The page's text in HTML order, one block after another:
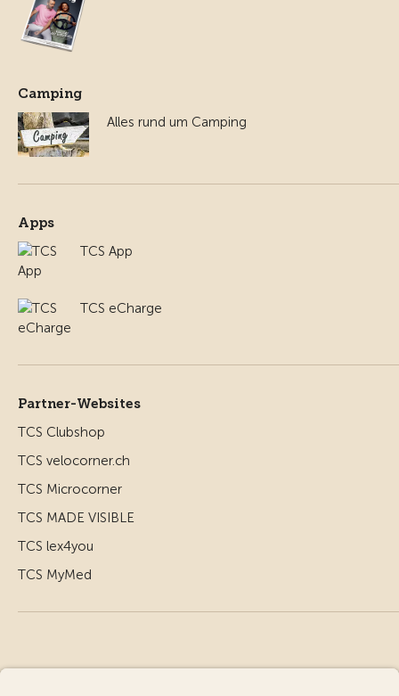
Camping
Alles rund um Camping
Apps
TCS App
TCS eCharge
Partner-Websites
TCS Clubshop
TCS velocorner.ch
TCS Microcorner
TCS MADE VISIBLE
TCS lex4you
TCS MyMed